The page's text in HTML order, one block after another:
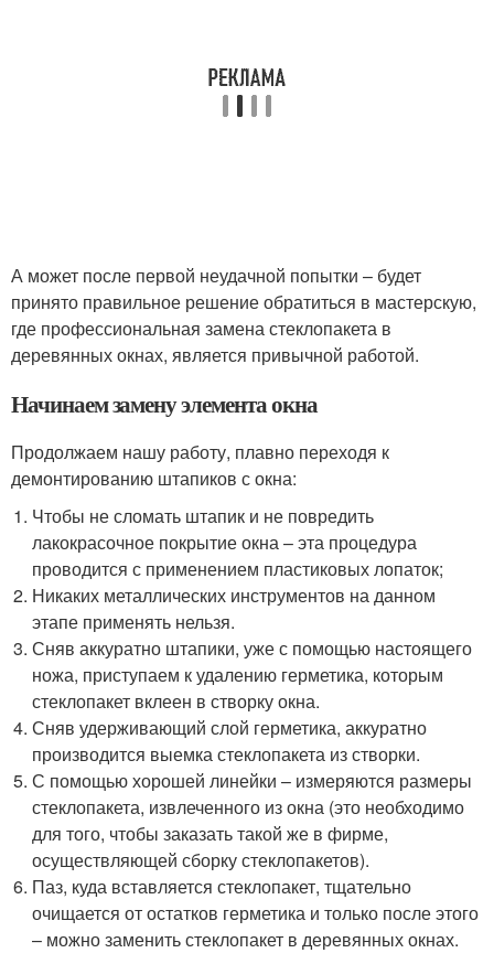
А может после первой неудачной попытки – будет
принято правильное решение обратиться в мастерскую,
где профессиональная замена стеклопакета в
деревянных окнах, является привычной работой.
Начинаем замену элемента окна
Продолжаем нашу работу, плавно переходя к
демонтированию штапиков с окна:
Чтобы не сломать штапик и не повредить
лакокрасочное покрытие окна – эта процедура
проводится с применением пластиковых лопаток;
Никаких металлических инструментов на данном
этапе применять нельзя.
Сняв аккуратно штапики, уже с помощью настоящего
ножа, приступаем к удалению герметика, которым
стеклопакет вклеен в створку окна.
Сняв удерживающий слой герметика, аккуратно
производится выемка стеклопакета из створки.
С помощью хорошей линейки – измеряются размеры
стеклопакета, извлеченного из окна (это необходимо
для того, чтобы заказать такой же в фирме,
осуществляющей сборку стеклопакетов).
Паз, куда вставляется стеклопакет, тщательно
очищается от остатков герметика и только после этого
– можно заменить стеклопакет в деревянных окнах.